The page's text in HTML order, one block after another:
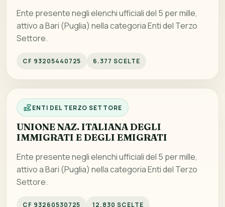
Ente presente negli elenchi ufficiali del 5 per mille,
attivo a Bari (Puglia) nella categoria Enti del Terzo
Settore.
CF 93205440725 6.377 SCELTE
ENTI DEL TERZO SETTORE
UNIONE NAZ. ITALIANA DEGLI
IMMIGRATI E DEGLI EMIGRATI
Ente presente negli elenchi ufficiali del 5 per mille,
attivo a Bari (Puglia) nella categoria Enti del Terzo
Settore.
CF 93260530725 12.830 SCELTE